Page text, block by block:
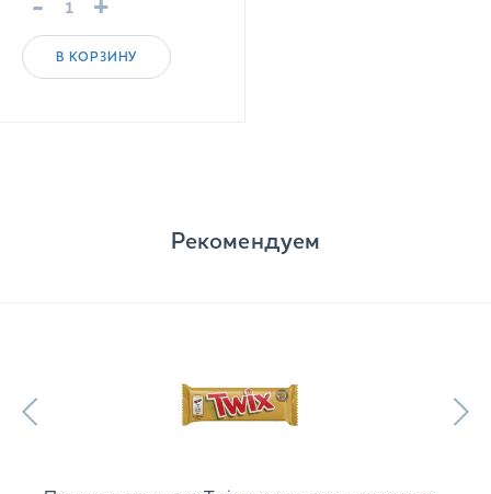
- +
В КОРЗИНУ
Рекомендуем